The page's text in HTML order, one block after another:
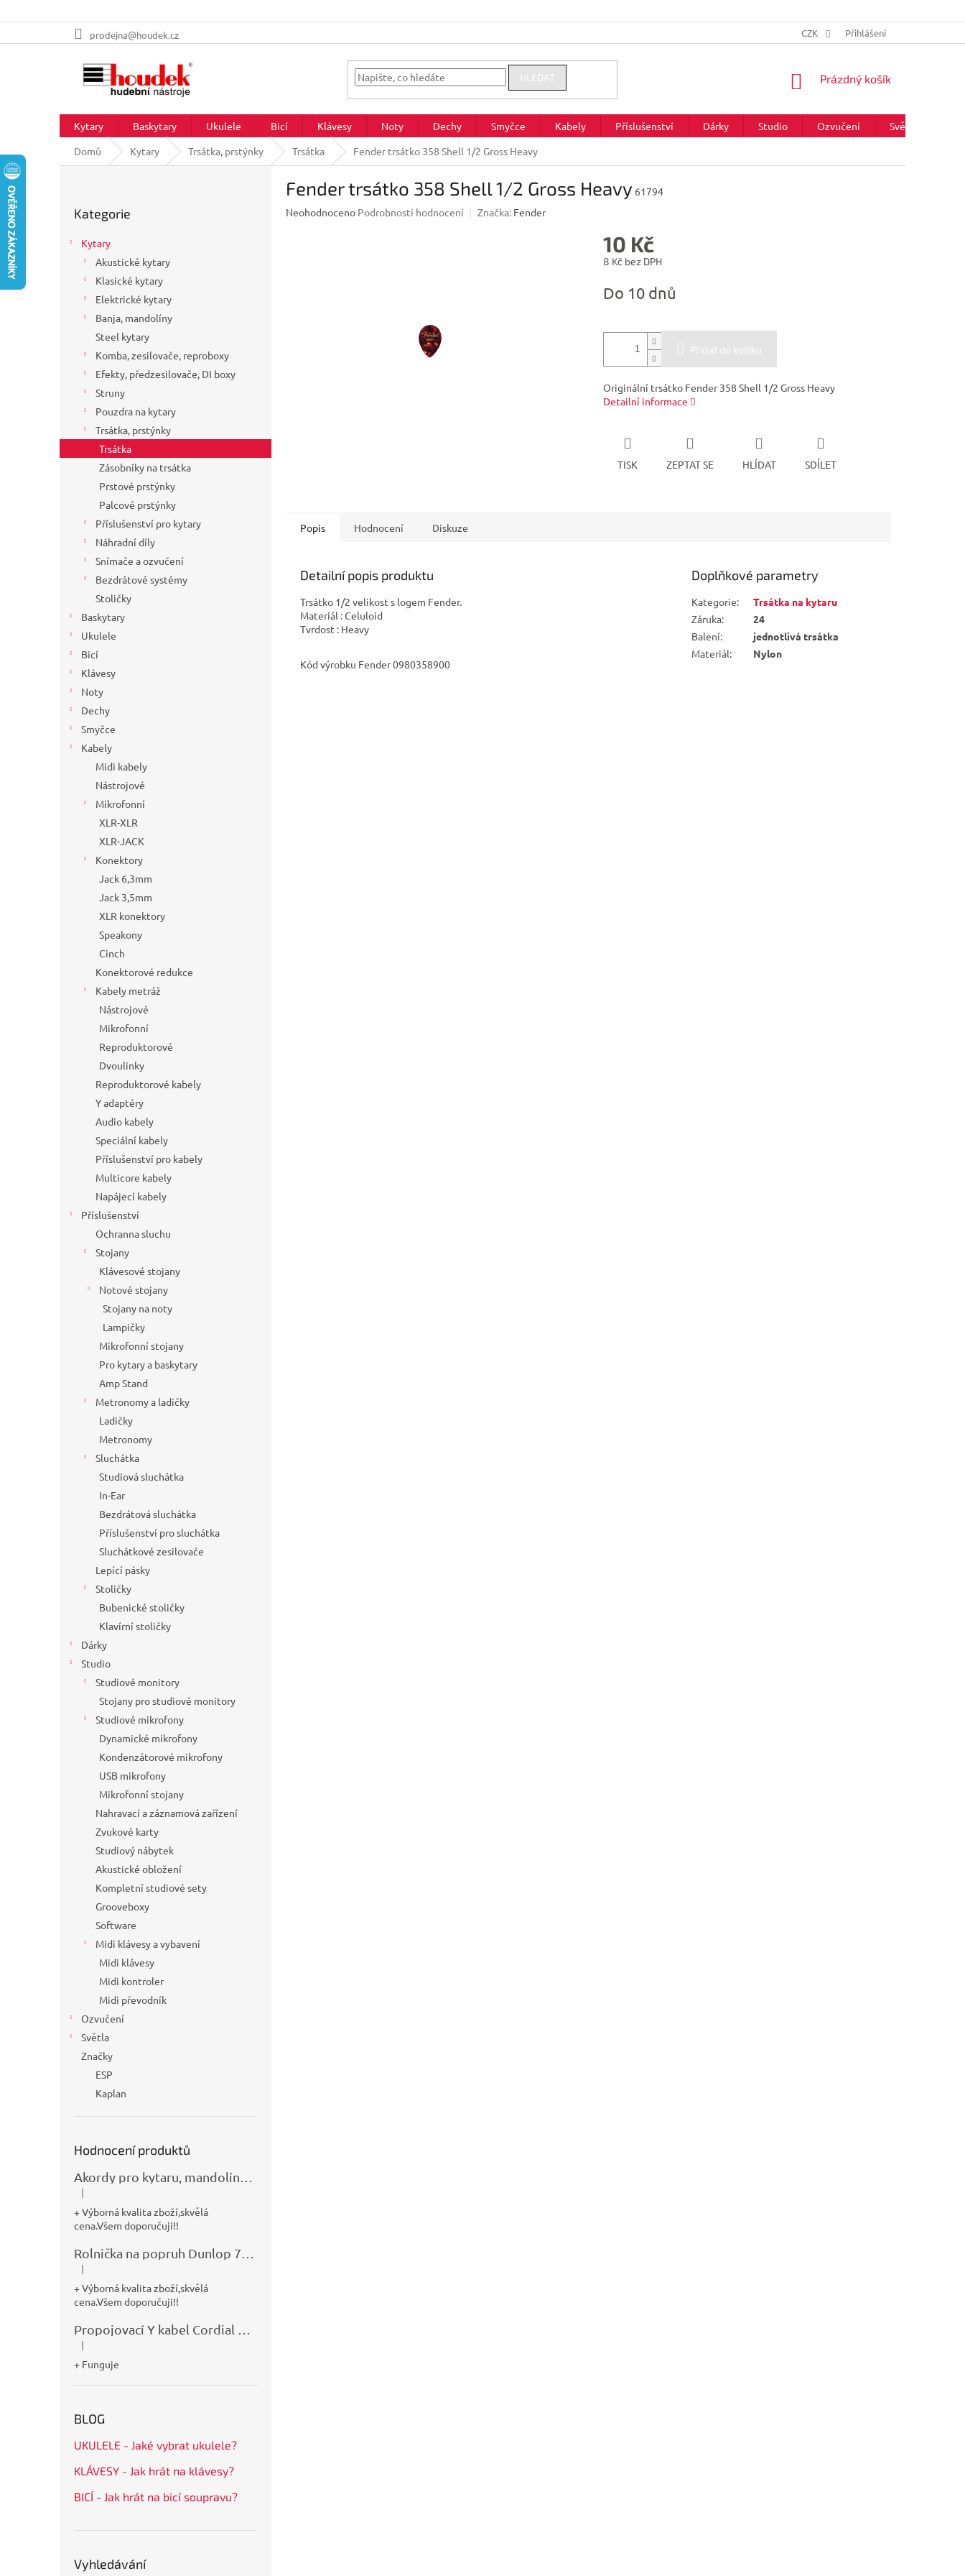
na
prodejna@houdek.cz CZK Přihlášení
HLEDAT
NÁKUPNÍ
Prázdný košík
Kytary Baskytary Ukulele Bicí Klávesy Noty Dechy Smyčce Kabely Příslušenství Dárky Studio Ozvučení Světla
Domů
Kytary Trsátka, prstýnky Trsátka Fender trsátko 358 Shell 1/2 Gross Heavy
kategorie
Kategorie
Kytary
Akustické kytary
Klasické kytary
Elektrické kytary
Banja, mandolíny
Steel kytary
Komba, zesilovače, reproboxy
Efekty, předzesilovače, DI boxy
Struny
Pouzdra na kytary
Trsátka, prstýnky
Trsátka
Zásobníky na trsátka
Prstové prstýnky
Palcové prstýnky
Příslušenství pro kytary
Náhradní díly
Snímače a ozvučení
Bezdrátové systémy
Stoličky
Baskytary
Ukulele
Bicí
Klávesy
Noty
Dechy
Smyčce
Kabely
Midi kabely
Nástrojové
Mikrofonní
XLR-XLR
XLR-JACK
Konektory
Jack 6,3mm
Jack 3,5mm
XLR konektory
Speakony
Cinch
Konektorové redukce
Kabely metráž
Nástrojové
Mikrofonní
Reproduktorové
Dvoulinky
Reproduktorové kabely
Y adaptéry
Audio kabely
Speciální kabely
Příslušenství pro kabely
Multicore kabely
Napájecí kabely
Příslušenství
Ochranna sluchu
Stojany
Klávesové stojany
Notové stojany
Stojany na noty
Lampičky
Mikrofonní stojany
Pro kytary a baskytary
Amp Stand
Metronomy a ladičky
Ladičky
Metronomy
Sluchátka
Studiová sluchátka
In-Ear
Bezdrátová sluchátka
Příslušenství pro sluchátka
Sluchátkové zesilovače
Lepící pásky
Stoličky
Bubenické stoličky
Klavírní stoličky
Dárky
Studio
Studiové monitory
Stojany pro studiové monitory
Studiové mikrofony
Dynamické mikrofony
Kondenzátorové mikrofony
USB mikrofony
Mikrofonní stojany
Nahravací a záznamová zařízení
Zvukové karty
Studiový nábytek
Akustické obložení
Kompletní studiové sety
Grooveboxy
Software
Midi klávesy a vybavení
Midi klávesy
Midi kontroler
Midi převodník
Ozvučení
Světla
Značky
ESP
Kaplan
Hodnocení produktů
Hodnocení produktu je 5 z 5 hvězdiček.
|
+ Výborná kvalita zboží,skvělá
cena.Všem doporučuji!!
Hodnocení produktu je 5 z 5 hvězdiček.
|
+ Výborná kvalita zboží,skvělá
cena.Všem doporučuji!!
Hodnocení produktu je 5 z 5 hvězdiček.
|
+ Funguje
BLOG
UKULELE - Jaké vybrat ukulele?
KLÁVESY - Jak hrát na klávesy?
BICÍ - Jak hrát na bicí soupravu?
Vyhledávání
Fender trsátko 358 Shell 1/2 Gross Heavy 61794
Průměrné
Neohodnoceno Podrobnosti hodnocení Značka: Fender
10 Kč
8 Kč bez DPH
cena:
Do 10 dnů
Přidat do košíku
Originální trsátko Fender 358 Shell 1/2 Gross Heavy
Detailní informace
TISK ZEPTAT SE HLÍDAT SDÍLET
Popis Hodnocení Diskuze
Detailní popis produktu
Trsátko 1/2 velikost s logem Fender.
Materiál : Celuloid
Tvrdost : Heavy
Kód výrobku Fender 0980358900
Doplňkové parametry
Kategorie:
Trsátka na kytaru
Záruka:
24
Balení:
jednotlivá trsátka
Materiál: Nylon